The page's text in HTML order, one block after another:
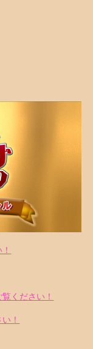
ください！
！